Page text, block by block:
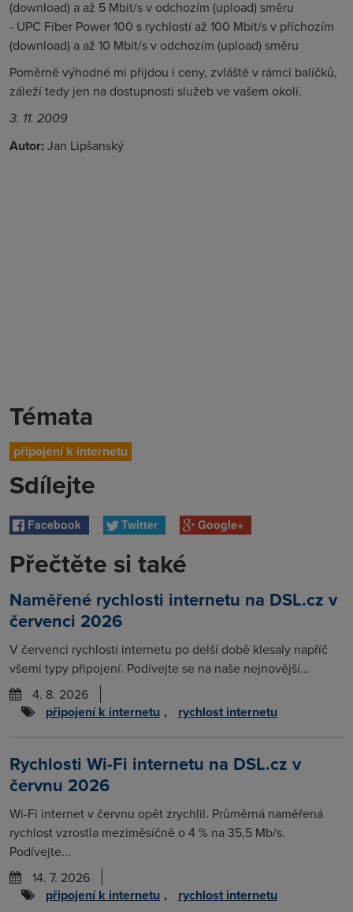
(download) a až 5 Mbit/s v odchozím (upload) směru
- UPC Fiber Power 100 s rychlostí až 100 Mbit/s v příchozím
(download) a až 10 Mbit/s v odchozím (upload) směru
Poměrně výhodné mi přijdou i ceny, zvláště v rámci balíčků,
záleží tedy jen na dostupnosti služeb ve vašem okolí.
3. 11. 2009
Autor: Jan Lipšanský
Témata
připojení k internetu
Sdílejte
Facebook Twitter Google+
Přečtěte si také
Naměřené rychlosti internetu na DSL.cz v
červenci 2026
V červenci rychlosti internetu po delší době klesaly napříč
všemi typy připojení. Podívejte se na naše nejnovější...
4. 8. 2026
připojení k internetu , rychlost internetu
Rychlosti Wi-Fi internetu na DSL.cz v
červnu 2026
Wi-Fi internet v červnu opět zrychlil. Průměrná naměřená
rychlost vzrostla meziměsíčně o 4 % na 35,5 Mb/s.
Podívejte...
14. 7. 2026
připojení k internetu , rychlost internetu